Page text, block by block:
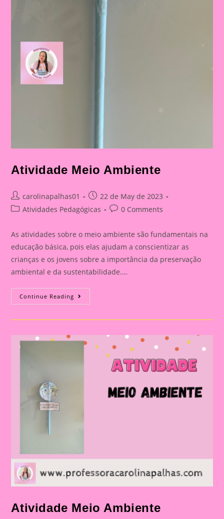
Atividade Meio Ambiente
Post
author:
carolinapalhas01
Post
published:
22 de May de 2023
PostAtividades Pedagógicas
Post0 Comments
As atividades sobre o meio ambiente são fundamentais na
educação básica, pois elas ajudam a conscientizar as
crianças e os jovens sobre a importância da preservação
ambiental e da sustentabilidade.…
Continue Reading Atividade
Meio
Atividade Meio Ambiente